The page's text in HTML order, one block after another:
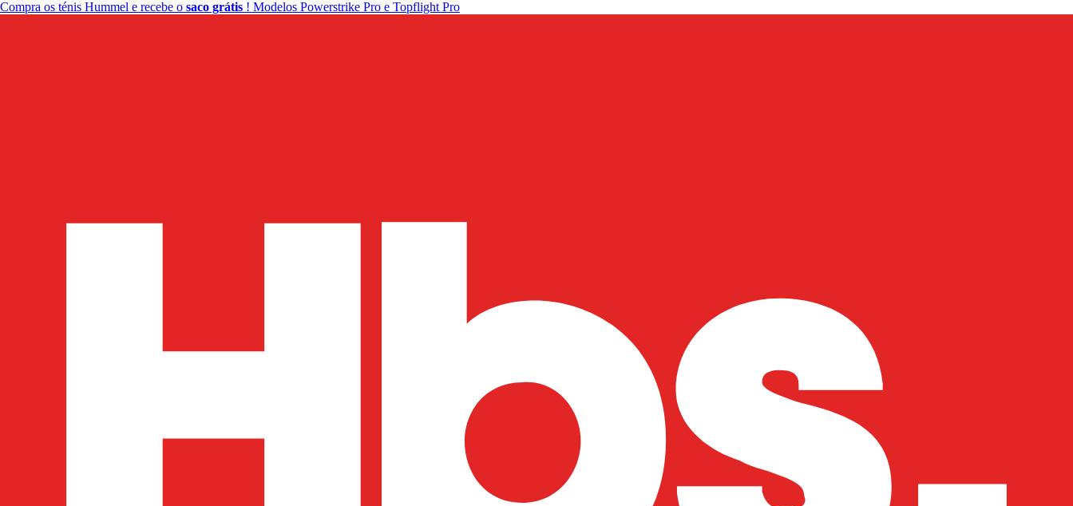
Compra os ténis Hummel e recebe o saco grátis ! Modelos Powerstrike Pro e Topflight Pro